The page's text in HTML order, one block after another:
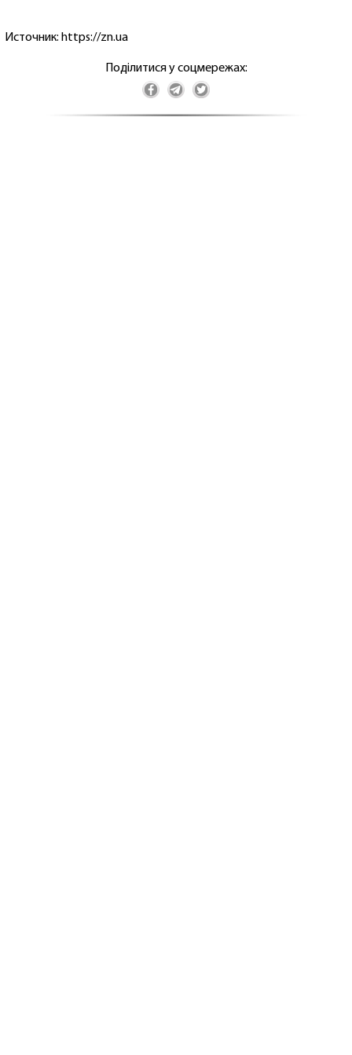
Источник: https://zn.ua
Поділитися у соцмережах: